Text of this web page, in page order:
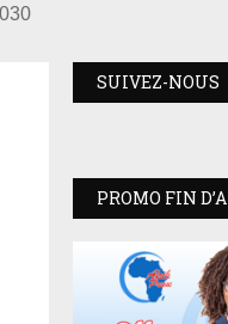
SUIVEZ-NOUS
PROMO FIN